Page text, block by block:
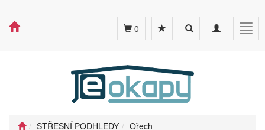
Toggle
navigation
Toggle
search
0
STŘEŠNÍ PODHLEDY
Ořech